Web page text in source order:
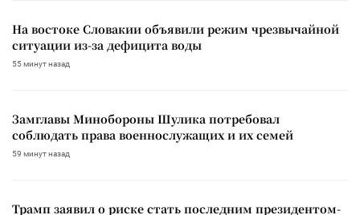
На востоке Словакии объявили режим чрезвычайной
ситуации из-за дефицита воды
55 минут назад
Замглавы Минобороны Шулика потребовал
соблюдать права военнослужащих и их семей
59 минут назад
Трамп заявил о риске стать последним президентом-